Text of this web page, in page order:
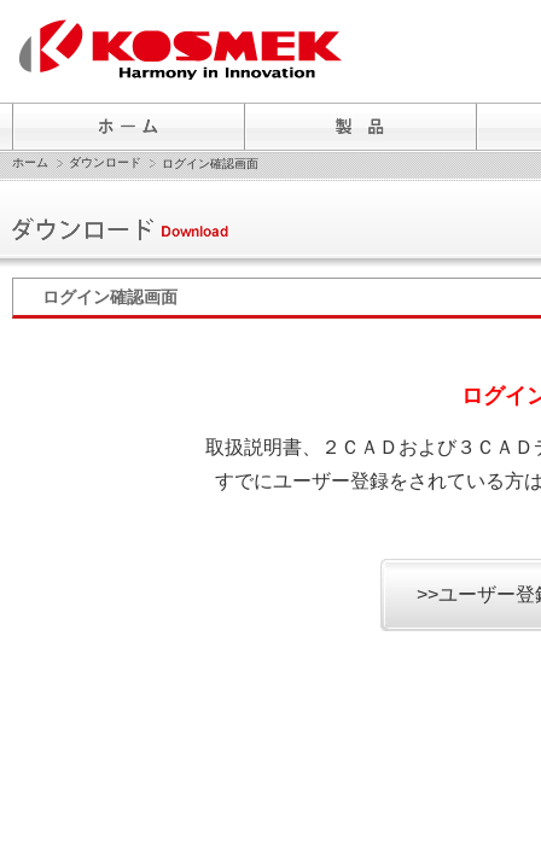
ホーム ダウンロード ログイン確認画面
ログイン確認画面
ログイ
取扱説明書、２ＣＡＤおよび３ＣＡ
すでにユーザー登録をされている方
>>ユーザー